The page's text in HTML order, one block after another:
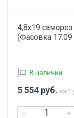
4,8х19
(Фасовка 17.09
В наличии
5 554 руб. за 1